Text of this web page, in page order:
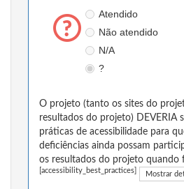
Atendido
Não atendido
N/A
?
O projeto (tanto os sites do
resultados do projeto) DEVERIA
práticas de acessibilidade para
deficiências ainda possam
os resultados do projeto quando
[accessibility_best_practices] Mostrar